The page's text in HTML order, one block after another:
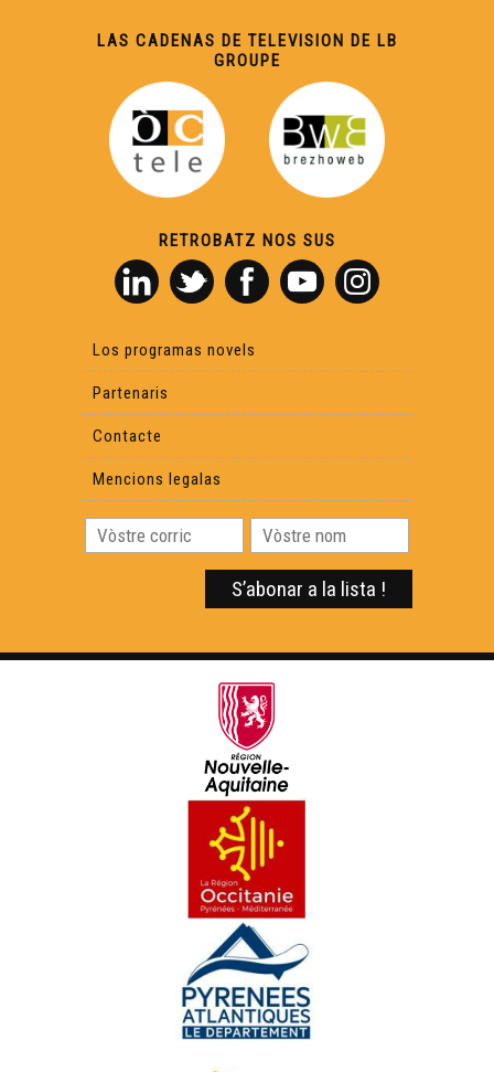
ÒC Kay - La cosina
ÒC KAY - Ua cereala d'america
OC Kay - Òc e Non
ÒC Kay - Lo pela pòrc
ÒC Kay - Macarèl
ÒC Kay - Lo filmatge
LAS CADENAS DE TELEVISION DE LB
GROUPE
RETROBATZ NOS SUS
Los programas novels
Partenaris
Contacte
Mencions legalas